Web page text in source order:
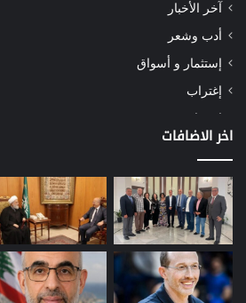
آخر الأخبار
أدب وشعر
إستثمار و أسواق
إغتراب
إقتصاد
إعمار
بيئة
دراسة
طاقة
مصارف
اخر الاضافات